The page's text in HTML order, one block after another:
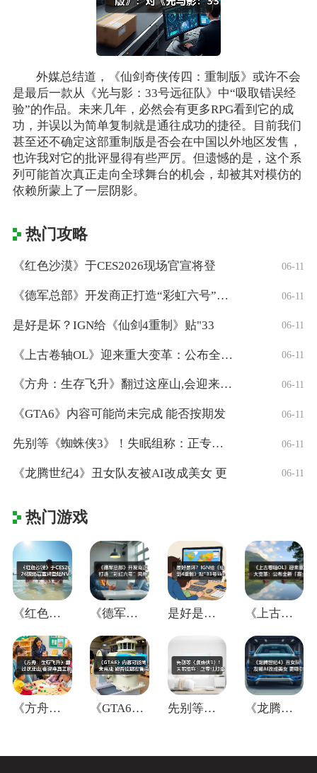
外媒总结道，《仙剑奇侠传四：重制版》或许不会
是最后一款从《光与影：33号远征队》中“吸取错误经
验”的作品。未来几年，必然会有更多RPG看到它的成
功，并误以为简单复制就是通往成功的捷径。目前我们
甚至还不确定这部重制版是否会在中国以外地区发售，
也许我对它的批评显得有些严厉。但遗憾的是，这个系
列可能首次真正走向全球舞台的机会，却被其对模仿的
依赖所蒙上了一层阴影。
热门攻略
《红色沙漠》于CES2026现场官宣将登 06-11
《德军总部》开发商正打造“彩虹六号”风格 06-11
是好是坏？IGN给《仙剑4重制》贴"33 06-11
《上古卷轴OL》迎来重大变革：公布全新「 06-11
《方舟：生存飞升》翻过这座山,会迎来真正 06-11
《GTA6》内容可能尚未完成 能否按期发 06-11
先别等《蜘蛛侠3》！失眠组称：正专注打造 06-11
《龙腾世纪4》丑女队友被AI改成美女 更 06-11
热门游戏
《红色沙漠》于CES2026现场官宣将登 《德军总部》开发商正打造“彩虹六号”风格 是好是坏？IGN给《仙剑4重制》贴"33 《上古卷轴OL》迎来重大变革：公布全新「
《方舟：生存飞升》翻过这座山,会迎来真正 《GTA6》内容可能尚未完成 能否按期发 先别等《蜘蛛侠3》！失眠组称：正专注打造 《龙腾世纪4》丑女队友被AI改成美女 更